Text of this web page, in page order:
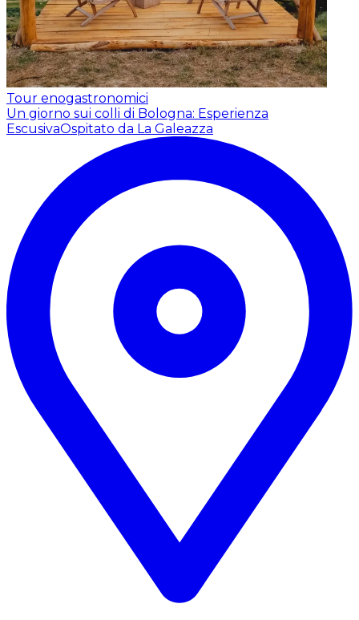
Tour enogastronomici
Un giorno sui colli di Bologna: Esperienza
EscusivaOspitato da La Galeazza